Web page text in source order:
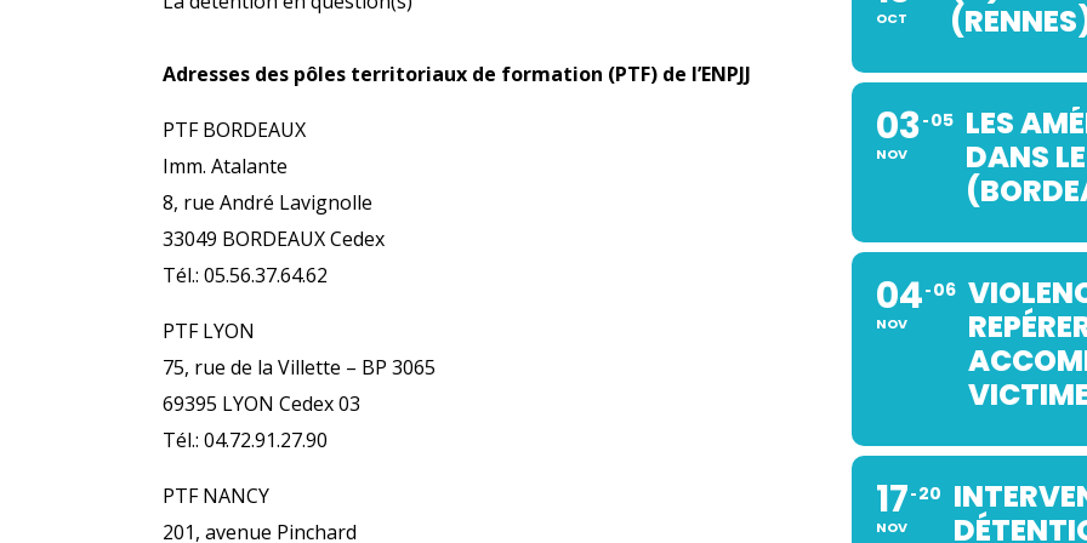
Adresses des pôles territoriaux de formation (PTF) de l’ENPJJ
PTF BORDEAUX
Imm. Atalante
8, rue André Lavignolle
33049 BORDEAUX Cedex
Tél.: 05.56.37.64.62
PTF LYON
75, rue de la Villette – BP 3065
69395 LYON Cedex 03
Tél.: 04.72.91.27.90
PTF NANCY
201, avenue Pinchard
OCT
03
NOV
05 LES
DANS
04
NOV
06
17
NOV
20